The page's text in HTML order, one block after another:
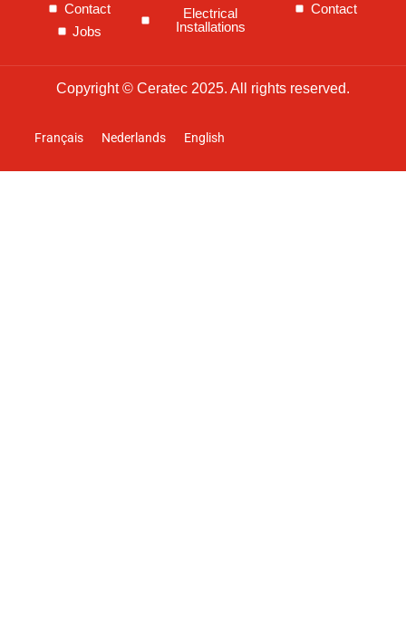
Contact
Jobs
Electrical
Installations
Contact
Copyright © Ceratec 2025. All rights reserved.
Français Nederlands English